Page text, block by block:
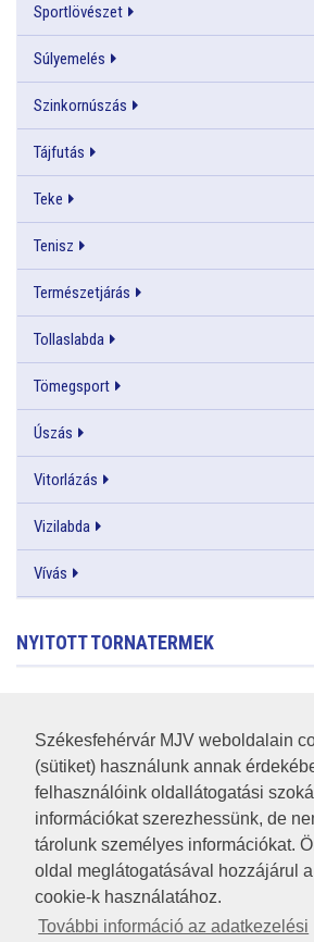
Székesfehérvár MJV weboldalain
(sütiket) használunk annak
felhasználóink oldallátogatási
információkat szerezhessünk, de
tárolunk személyes információkat.
oldal meglátogatásával hozzájárul
cookie-k használatához.
További információ az adatkezelési
Sportlövészet
Súlyemelés
Szinkornúszás
Tájfutás
Teke
Tenisz
Természetjárás
Tollaslabda
Tömegsport
Úszás
Vitorlázás
Vizilabda
Vívás
NYITOTT TORNATERMEK
RSS
A HONLAP 2017.03.31-I ÁLLAPOTA
JOGI NYILATKOZAT
IMPRESSZUM